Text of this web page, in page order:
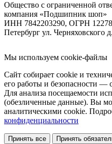
Общество с ограниченной
компания «Подшипник шоп»
ИНН 7842203290, ОГРН
Петербург ул.
Мы используем cookie-файлы
Сайт собирает cookie и
его работы и безопасности —
Для анализа посещаемости
(обезличенные данные). Вы
аналитическими cookie.
конфиденциальности
Принять все Принять